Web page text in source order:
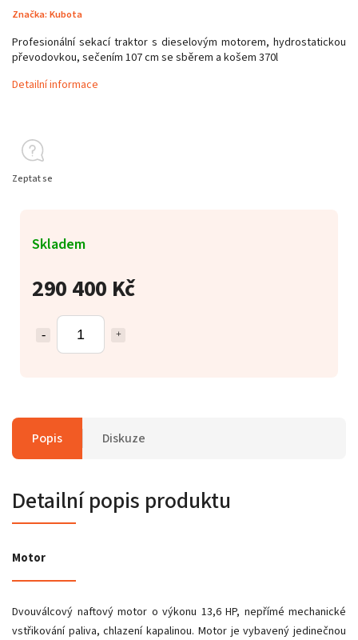
Značka: Kubota
290 400 Kč
Skladem
Profesionální sekací traktor s dieselovým motorem, hydrostatickou
převodovkou, sečením 107 cm se sběrem a košem 370l
Detailní informace
Zeptat se
Popis Diskuze
Detailní popis produktu
Motor
Dvouválcový naftový motor o výkonu 13,6 HP, nepřímé mechanické
vstřikování paliva, chlazení kapalinou. Motor je vybavený jedinečnou